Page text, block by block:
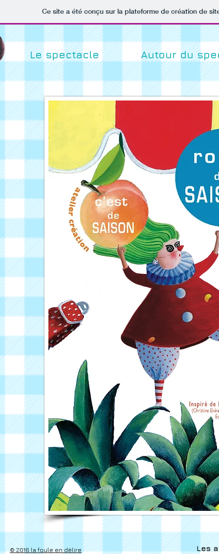
Ce site a été conçu sur la plateforme de création de
Le spectacle Autour du
© 2016 la foule en délire
Les